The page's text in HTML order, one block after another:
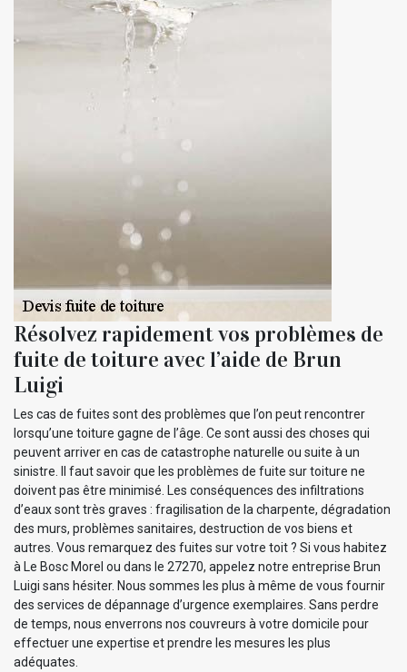
Résolvez rapidement vos problèmes de
fuite de toiture avec l’aide de Brun
Luigi
Les cas de fuites sont des problèmes que l’on peut rencontrer
lorsqu’une toiture gagne de l’âge. Ce sont aussi des choses qui
peuvent arriver en cas de catastrophe naturelle ou suite à un
sinistre. Il faut savoir que les problèmes de fuite sur toiture ne
doivent pas être minimisé. Les conséquences des infiltrations
d’eaux sont très graves : fragilisation de la charpente, dégradation
des murs, problèmes sanitaires, destruction de vos biens et
autres. Vous remarquez des fuites sur votre toit ? Si vous habitez
à Le Bosc Morel ou dans le 27270, appelez notre entreprise Brun
Luigi sans hésiter. Nous sommes les plus à même de vous fournir
des services de dépannage d’urgence exemplaires. Sans perdre
de temps, nous enverrons nos couvreurs à votre domicile pour
effectuer une expertise et prendre les mesures les plus
adéquates.